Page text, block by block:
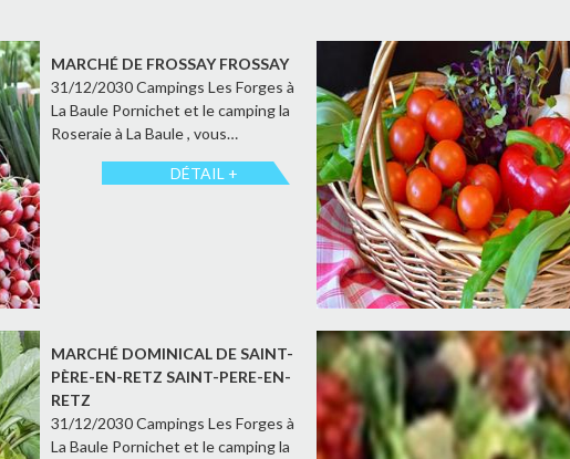
MARCHÉ DE FROSSAY FROSSAY
31/12/2030 Campings Les Forges à
La Baule Pornichet et le camping la
Roseraie à La Baule , vous…
DÉTAIL +
MARCHÉ DOMINICAL DE SAINT-
PÈRE-EN-RETZ SAINT-PERE-EN-
RETZ
31/12/2030 Campings Les Forges à
La Baule Pornichet et le camping la